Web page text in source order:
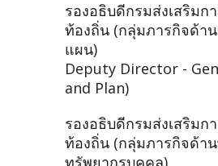
รองอธิบดีกรมส่งเสริมก
ท้องถิ่น (กลุ่มภารกิจด้า
แผน)
Deputy Director -
and Plan)
รองอธิบดีกรมส่งเสริมก
ท้องถิ่น (กลุ่มภารกิจด้า
ทรัพยากรบุคคล)